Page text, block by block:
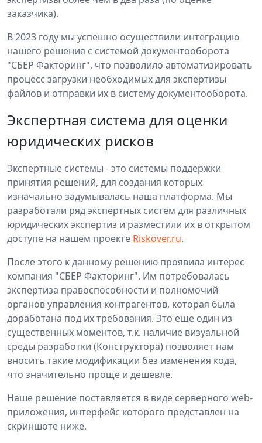
заказчика).
В 2023 году мы успешно осуществили интеграцию
нашего решения с системой документооборота
"СБЕР Факторинг", что позволило автоматизировать
процесс загрузки необходимых для экспертизы
файлов и отправки их в систему документооборота.
Экспертная система для оценки
юридических рисков
Экспертные системы - это системы поддержки
принятия решений, для создания которых
изначально задумывалась наша платформа. Мы
разработали ряд экспертных систем для различных
юридических экспертиз и разместили их в открытом
доступе на нашем проекте Riskover.ru.
После этого к данному решению проявила интерес
компания "СБЕР Факторинг". Им потребовалась
экспертиза правоспособности и полномочий
органов управления контрагентов, которая была
доработана под их требования. Это еще один из
существенных моментов, т.к. наличие визуальной
среды разработки (Конструктора) позволяет нам
вносить такие модификации без изменения кода,
что значительно проще и дешевле.
Наше решение поставляется в виде серверного web-
приложения, интерфейс которого представлен на
скриншоте ниже.